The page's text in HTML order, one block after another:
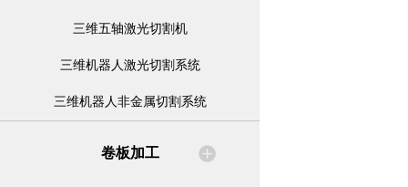
三维五轴激光切割机
三维机器人激光切割系统
三维机器人非金属切割系统
卷板加工